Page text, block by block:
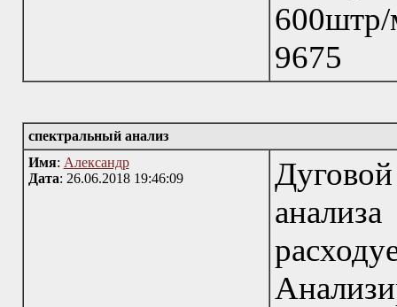
600штр/
9675
спектральный анализ
Имя: Александр
Дата: 26.06.2018 19:46:09